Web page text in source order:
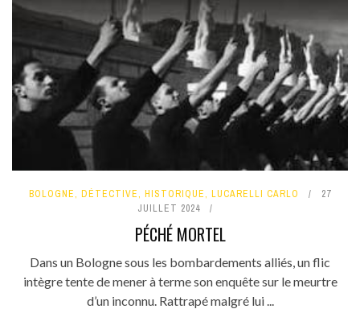
BOLOGNE, DÉTECTIVE, HISTORIQUE, LUCARELLI CARLO
27
JUILLET 2024
PÉCHÉ MORTEL
Dans un Bologne sous les bombardements alliés, un flic
intègre tente de mener à terme son enquête sur le meurtre
d’un inconnu. Rattrapé malgré lui ...